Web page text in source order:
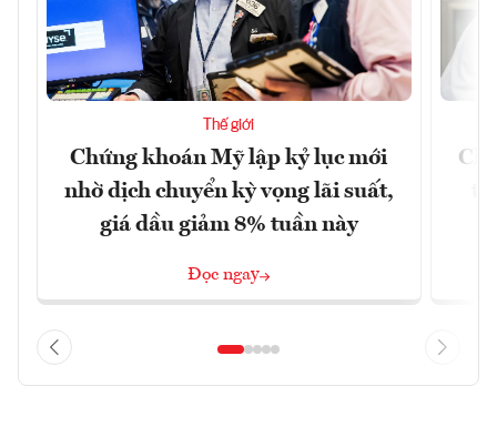
Thế giới
Chứng khoán Mỹ lập kỷ lục mới
nhờ dịch chuyển kỳ vọng lãi suất,
giá dầu giảm 8% tuần này
Đọc ngay